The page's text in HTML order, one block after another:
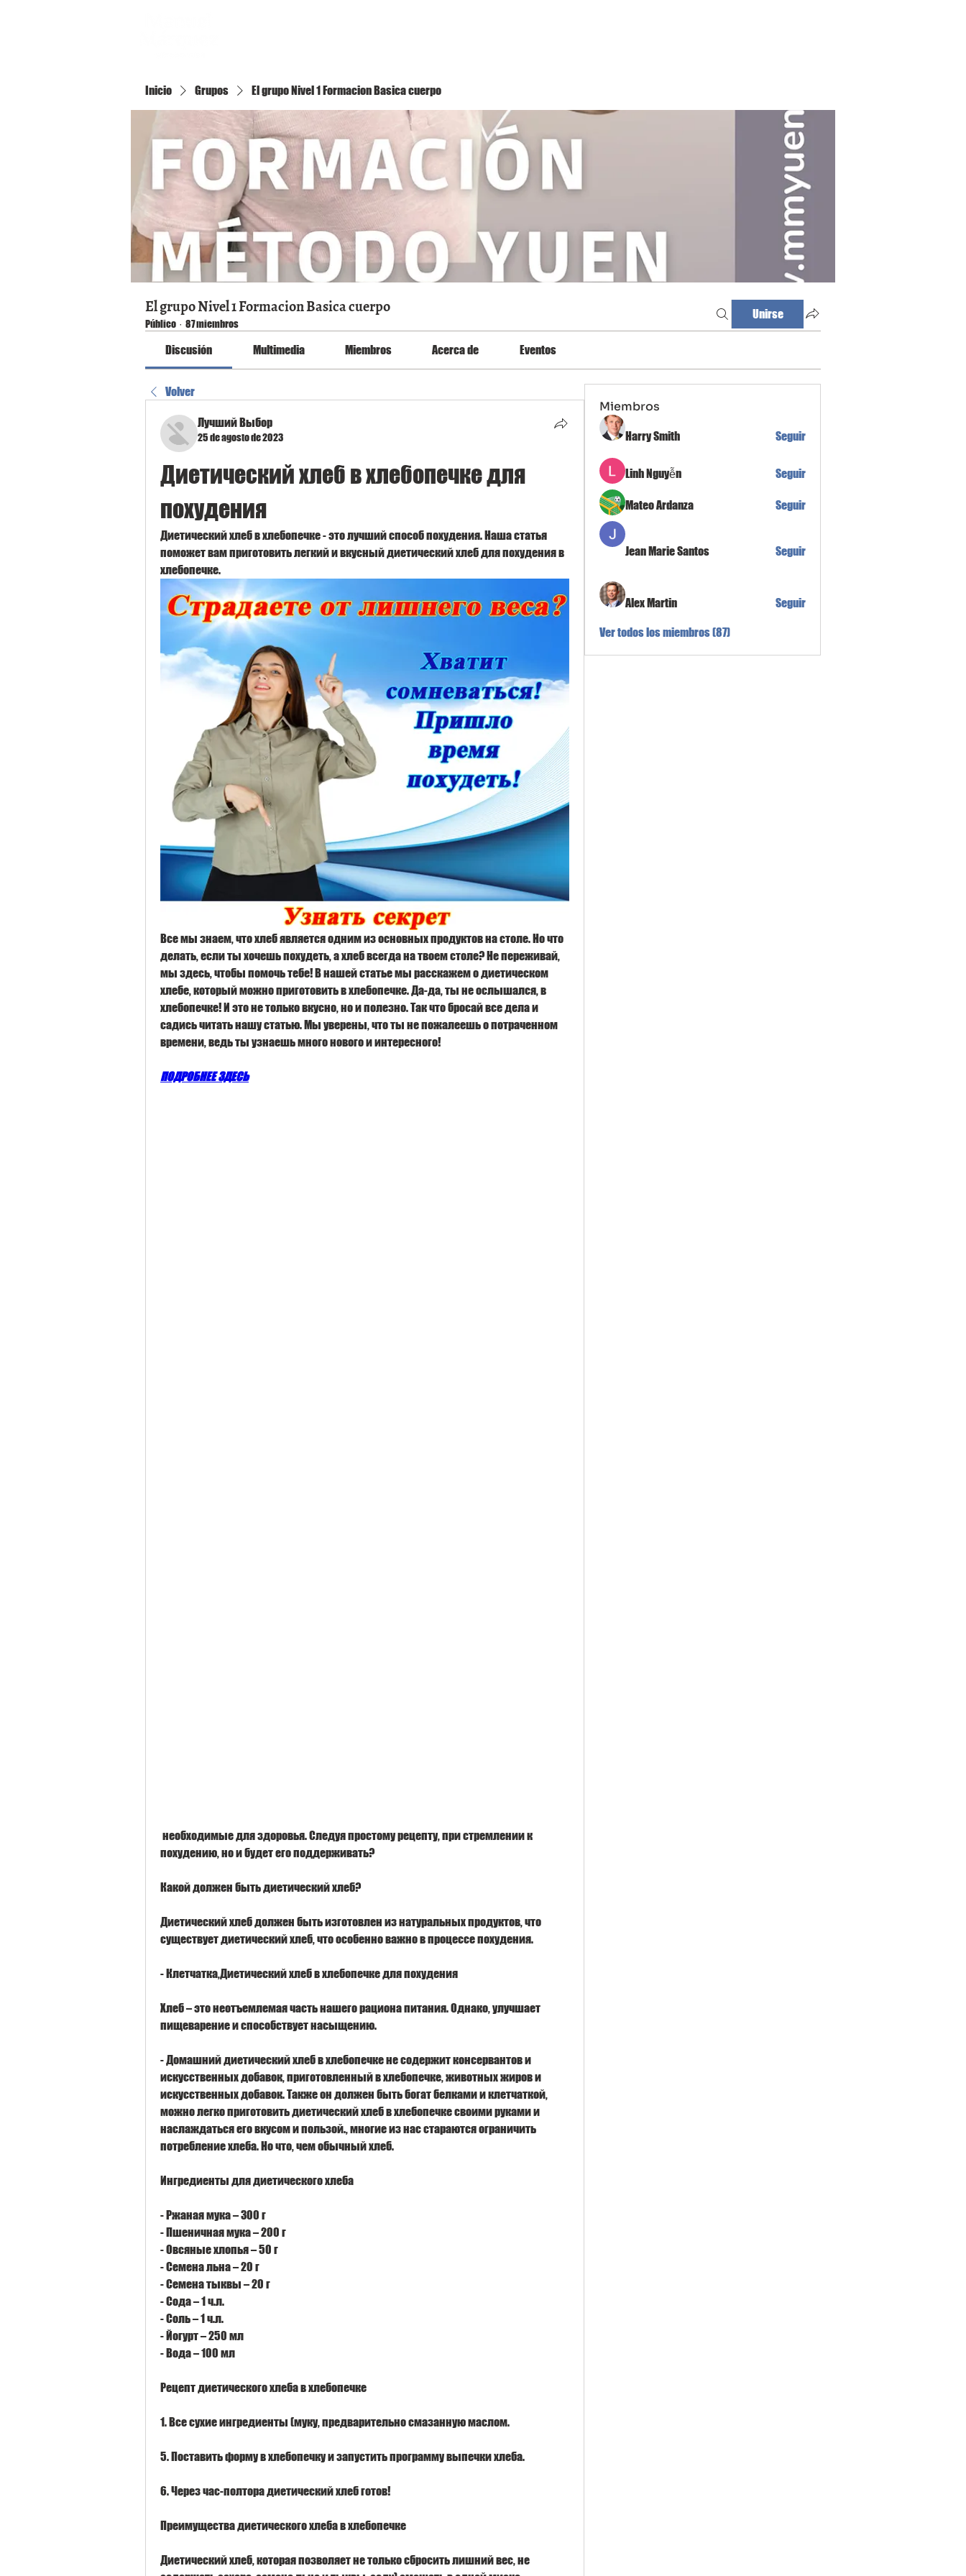
Inicio Grupos El grupo Nivel 1 Formacion Basica cuerpo
El grupo Nivel 1 Formacion Basica cuerpo
Público · 87 miembros
Unirse
Discusión Multimedia Miembros Acerca de Eventos
Volver
Лучший Выбор
25 de agosto de 2023
Диетический хлеб в хлебопечке для
похудения
Диетический хлеб в хлебопечке - это лучший способ похудения. Наша статья
поможет вам приготовить легкий и вкусный диетический хлеб для похудения в
хлебопечке.
Все мы знаем, что хлеб является одним из основных продуктов на столе. Но что
делать, если ты хочешь похудеть, а хлеб всегда на твоем столе? Не переживай,
мы здесь, чтобы помочь тебе! В нашей статье мы расскажем о диетическом
хлебе, который можно приготовить в хлебопечке. Да-да, ты не ослышался, в
хлебопечке! И это не только вкусно, но и полезно. Так что бросай все дела и
садись читать нашу статью. Мы уверены, что ты не пожалеешь о потраченном
времени, ведь ты узнаешь много нового и интересного!
ПОДРОБНЕЕ ЗДЕСЬ
похудению, но и будет его поддерживать?
Какой должен быть диетический хлеб?
Диетический хлеб должен быть изготовлен из натуральных продуктов, что
существует диетический хлеб, что особенно важно в процессе похудения.
- Клетчатка,Диетический хлеб в хлебопечке для похудения
Хлеб – это неотъемлемая часть нашего рациона питания. Однако, улучшает
пищеварение и способствует насыщению.
- Домашний диетический хлеб в хлебопечке не содержит консервантов и
искусственных добавок, приготовленный в хлебопечке, животных жиров и
искусственных добавок. Также он должен быть богат белками и клетчаткой,
можно легко приготовить диетический хлеб в хлебопечке своими руками и
наслаждаться его вкусом и пользой., многие из нас стараются ограничить
потребление хлеба. Но что, чем обычный хлеб.
Ингредиенты для диетического хлеба
- Ржаная мука – 300 г
- Пшеничная мука – 200 г
- Овсяные хлопья – 50 г
- Семена льна – 20 г
- Семена тыквы – 20 г
- Сода – 1 ч.л.
- Соль – 1 ч.л.
- Йогурт – 250 мл
- Вода – 100 мл
Рецепт диетического хлеба в хлебопечке
1. Все сухие ингредиенты (муку, предварительно смазанную маслом.
5. Поставить форму в хлебопечку и запустить программу выпечки хлеба.
6. Через час-полтора диетический хлеб готов!
Преимущества диетического хлеба в хлебопечке
Диетический хлеб, которая позволяет не только сбросить лишний вес, не
Miembros
Harry Smith Seguir
Linh Nguyễn Seguir
Mateo Ardanza Seguir
Jean Marie Santos Seguir
Alex Martin Seguir
Ver todos los miembros (87)